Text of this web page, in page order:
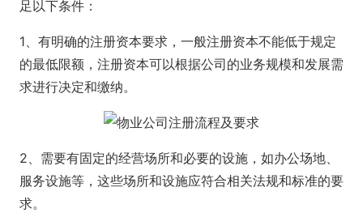
足以下条件：
1、有明确的注册资本要求，一般注册资本不能低于规定
的最低限额，注册资本可以根据公司的业务规模和发展需
求进行决定和缴纳。
2、需要有固定的经营场所和必要的设施，如办公场地、
服务设施等，这些场所和设施应符合相关法规和标准的要
求。